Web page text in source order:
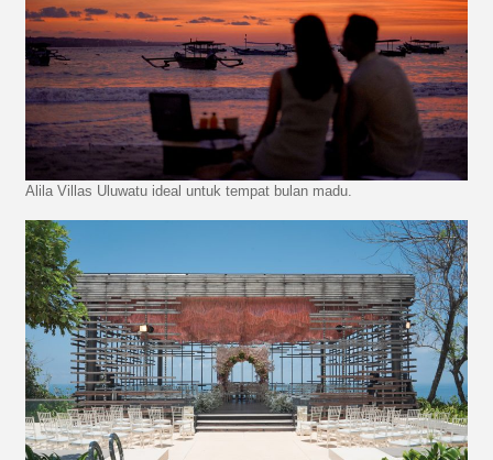
Alila Villas Uluwatu ideal untuk tempat bulan madu.